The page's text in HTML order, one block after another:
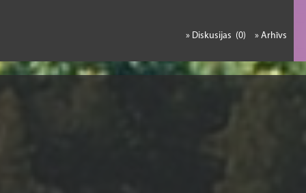
» Arhīvs
» Diskusijas (0)